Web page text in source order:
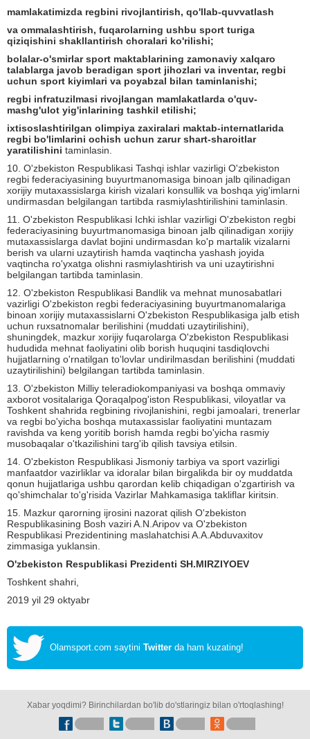
mamlakatimizda regbini rivojlantirish, qo'llab-quvvatlash
va ommalashtirish, fuqarolarning ushbu sport turiga
qiziqishini shakllantirish choralari ko'rilishi;
bolalar-o'smirlar sport maktablarining zamonaviy xalqaro
talablarga javob beradigan sport jihozlari va inventar, regbi
uchun sport kiyimlari va poyabzal bilan taminlanishi;
regbi infratuzilmasi rivojlangan mamlakatlarda o'quv-
mashg'ulot yig'inlarining tashkil etilishi;
ixtisoslashtirilgan olimpiya zaxiralari maktab-internatlarida
regbi bo'limlarini ochish uchun zarur shart-sharoitlar
yaratilishini taminlasin.
10. O'zbekiston Respublikasi Tashqi ishlar vazirligi O'zbekiston
regbi federaciyasining buyurtmanomasiga binoan jalb qilinadigan
xorijiy mutaxassislarga kirish vizalari konsullik va boshqa yig'imlarni
undirmasdan belgilangan tartibda rasmiylashtirilishini taminlasin.
11. O'zbekiston Respublikasi Ichki ishlar vazirligi O'zbekiston regbi
federaciyasining buyurtmanomasiga binoan jalb qilinadigan xorijiy
mutaxassislarga davlat bojini undirmasdan ko'p martalik vizalarni
berish va ularni uzaytirish hamda vaqtincha yashash joyida
vaqtincha ro'yxatga olishni rasmiylashtirish va uni uzaytirishni
belgilangan tartibda taminlasin.
12. O'zbekiston Respublikasi Bandlik va mehnat munosabatlari
vazirligi O'zbekiston regbi federaciyasining buyurtmanomalariga
binoan xorijiy mutaxassislarni O'zbekiston Respublikasiga jalb etish
uchun ruxsatnomalar berilishini (muddati uzaytirilishini),
shuningdek, mazkur xorijiy fuqarolarga O'zbekiston Respublikasi
hududida mehnat faoliyatini olib borish huquqini tasdiqlovchi
hujjatlarning o'rnatilgan to'lovlar undirilmasdan berilishini (muddati
uzaytirilishini) belgilangan tartibda taminlasin.
13. O'zbekiston Milliy teleradiokompaniyasi va boshqa ommaviy
axborot vositalariga Qoraqalpog'iston Respublikasi, viloyatlar va
Toshkent shahrida regbining rivojlanishini, regbi jamoalari, trenerlar
va regbi bo'yicha boshqa mutaxassislar faoliyatini muntazam
ravishda va keng yoritib borish hamda regbi bo'yicha rasmiy
musobaqalar o'tkazilishini targ'ib qilish tavsiya etilsin.
14. O'zbekiston Respublikasi Jismoniy tarbiya va sport vazirligi
manfaatdor vazirliklar va idoralar bilan birgalikda bir oy muddatda
qonun hujjatlariga ushbu qarordan kelib chiqadigan o'zgartirish va
qo'shimchalar to'g'risida Vazirlar Mahkamasiga takliflar kiritsin.
15. Mazkur qarorning ijrosini nazorat qilish O'zbekiston
Respublikasining Bosh vaziri A.N.Aripov va O'zbekiston
Respublikasi Prezidentining maslahatchisi A.A.Abduvaxitov
zimmasiga yuklansin.
O'zbekiston Respublikasi Prezidenti SH.MIRZIYOEV
Toshkent shahri,
2019 yil 29 oktyabr
Olamsport.com saytini Twitter da ham kuzating!
Xabar yoqdimi? Birinchilardan bo'lib do'stlaringiz bilan o'rtoqlashing!